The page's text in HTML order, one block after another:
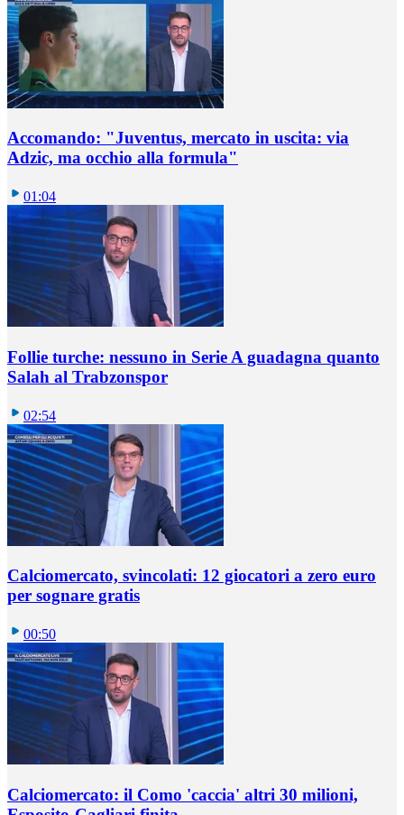
Accomando: "Juventus, mercato in uscita: via
Adzic, ma occhio alla formula"
01:04
Follie turche: nessuno in Serie A guadagna quanto
Salah al Trabzonspor
02:54
Calciomercato, svincolati: 12 giocatori a zero euro
per sognare gratis
00:50
Calciomercato: il Como 'caccia' altri 30 milioni,